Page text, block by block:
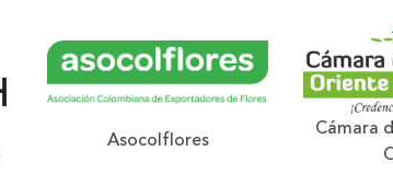
Asocolflores
Cámara